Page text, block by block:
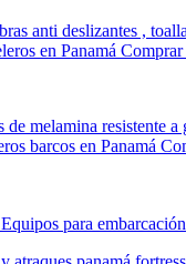
Equipos para embarcación